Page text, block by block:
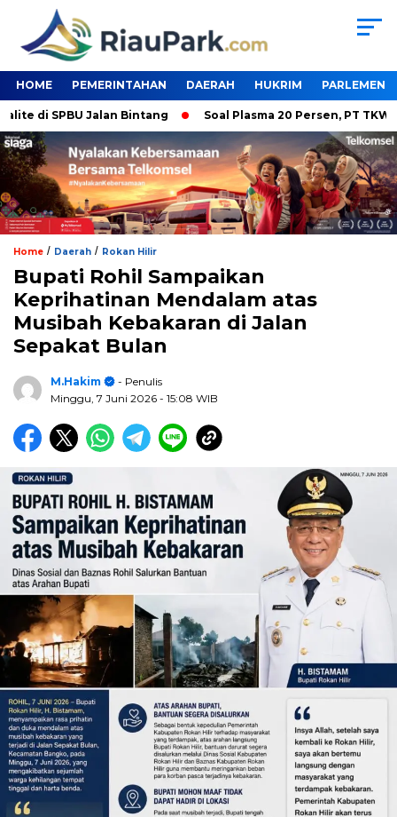
HOME PEMERINTAHAN DAERAH HUKRIM PARLEMEN
SPBU Jalan Bintang Soal Plasma 20 Persen, PT TKWL Tak
Home / Daerah / Rokan Hilir
Bupati Rohil Sampaikan
Keprihatinan Mendalam atas
Musibah Kebakaran di Jalan
Sepakat Bulan
M.Hakim
- Penulis
Minggu, 7 Juni 2026 - 15:08 WIB